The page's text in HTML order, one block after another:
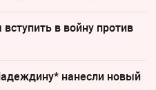
в войну против
нанесли новый